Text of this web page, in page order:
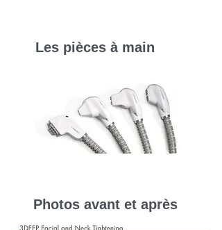
Les pièces à main
Photos avant et après